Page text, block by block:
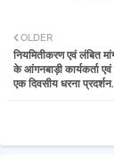
OLDER
नियमितीकरण एवं लंबित
के आंगनबाड़ी कार्यकर्ता एवं
एक दिवसीय धरना